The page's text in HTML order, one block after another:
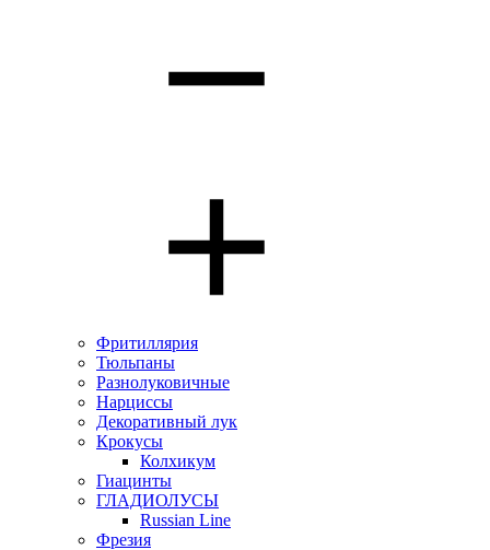
Фритиллярия
Тюльпаны
Разнолуковичные
Нарциссы
Декоративный лук
Крокусы
Колхикум
Гиацинты
ГЛАДИОЛУСЫ
Russian Line
Фрезия